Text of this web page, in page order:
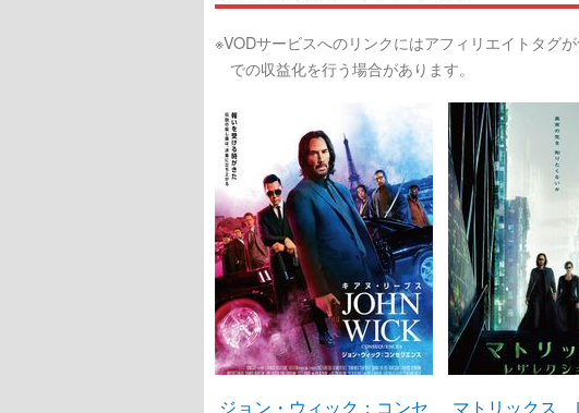
※VODサービスへのリンクにはアフィリエイトタグ
での収益化を行う場合があります。
ジョン・ウィック：コンセ
マトリックス